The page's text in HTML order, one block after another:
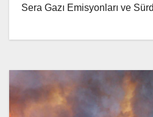
Sera Gazı Emisyonları ve